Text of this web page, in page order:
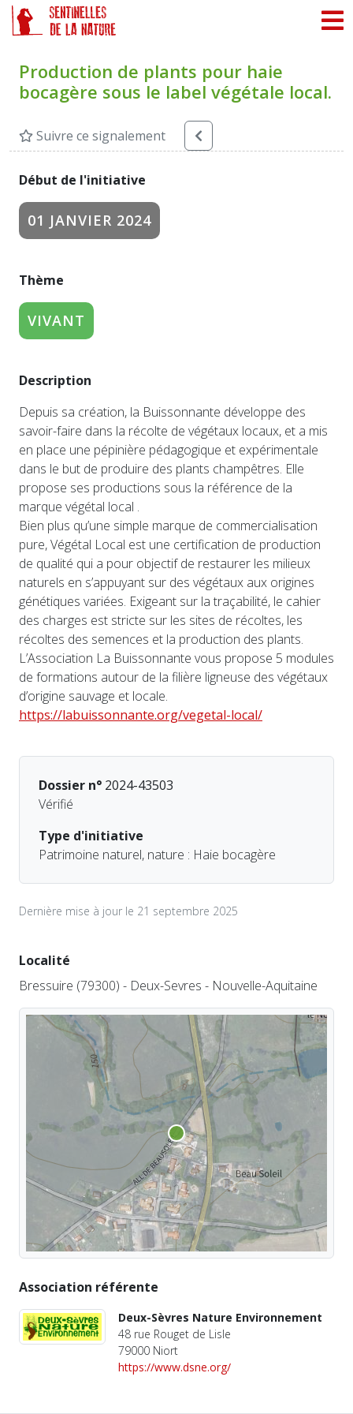
Production de plants pour haie
bocagère sous le label végétale local.
Suivre ce signalement
Début de l'initiative
01 JANVIER 2024
Thème
VIVANT
Description
Depuis sa création, la Buissonnante développe des
savoir-faire dans la récolte de végétaux locaux, et a mis
en place une pépinière pédagogique et expérimentale
dans le but de produire des plants champêtres. Elle
propose ses productions sous la référence de la
marque végétal local .
Bien plus qu’une simple marque de commercialisation
pure, Végétal Local est une certification de production
de qualité qui a pour objectif de restaurer les milieux
naturels en s’appuyant sur des végétaux aux origines
génétiques variées. Exigeant sur la traçabilité, le cahier
des charges est stricte sur les sites de récoltes, les
récoltes des semences et la production des plants.
L’Association La Buissonnante vous propose 5 modules
de formations autour de la filière ligneuse des végétaux
d’origine sauvage et locale.
https://labuissonnante.org/vegetal-local/
Dossier n° 2024-43503
Vérifié
Type d'initiative
Patrimoine naturel, nature : Haie bocagère
Dernière mise à jour le 21 septembre 2025
Localité
Bressuire (79300) - Deux-Sevres - Nouvelle-Aquitaine
Association référente
Deux-Sèvres Nature Environnement
48 rue Rouget de Lisle
79000 Niort
https://www.dsne.org/
Panneau de gestion des cookies